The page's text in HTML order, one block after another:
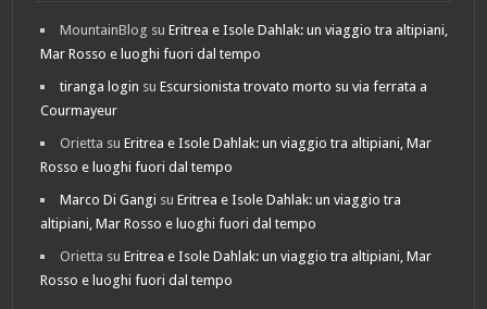
MountainBlog suEritrea e Isole Dahlak: un viaggio tra altipiani,
Mar Rosso e luoghi fuori dal tempo
tiranga login suEscursionista trovato morto su via ferrata a
Courmayeur
Orietta suEritrea e Isole Dahlak: un viaggio tra altipiani, Mar
Rosso e luoghi fuori dal tempo
Marco Di Gangi suEritrea e Isole Dahlak: un viaggio tra
altipiani, Mar Rosso e luoghi fuori dal tempo
Orietta suEritrea e Isole Dahlak: un viaggio tra altipiani, Mar
Rosso e luoghi fuori dal tempo